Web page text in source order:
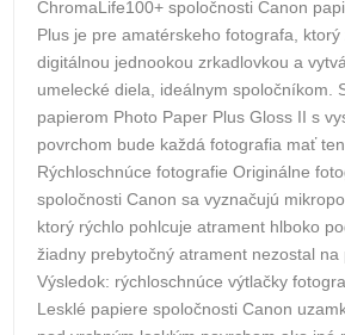
ChromaLife100+ spoločnosti Canon
Plus je pre amatérskeho fotografa,
digitálnou jednookou zrkadlovkou a
umelecké diela, ideálnym spoločníkom.
papierom Photo Paper Plus Gloss II s
povrchom bude každá fotografia mať
Rýchloschnúce fotografie Originálne
spoločnosti Canon sa vyznačujú
ktorý rýchlo pohlcuje atrament hlboko
žiadny prebytočný atrament nezostal na
Výsledok: rýchloschnúce výtlačky
Lesklé papiere spoločnosti Canon